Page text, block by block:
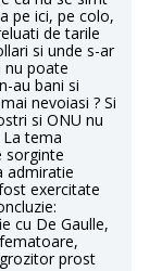
pe ici, pe colo,
de tarile
si unde s-ar
nu poate
au bani si
nevoiasi ? Si
si ONU nu
tema
sorginte
admiratie
exercitate
cu De Gaulle,
prost